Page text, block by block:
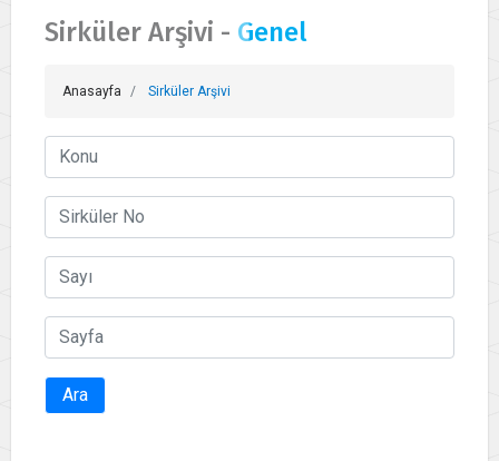
Sirküler Arşivi - Genel
Anasayfa Sirküler Arşivi
Ara